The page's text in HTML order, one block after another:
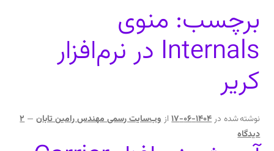
پکیج جامع مهندس حرفه‌ای تاسیسات – اقساطی
دوره خصوصی و مشاوره فنی با مهندس رامین تابان
کتاب‌های فنی مهندس رامین تابان
کتاب‌های فنی توصیه شده مهندس رامین تابان
برچسب: منوی
Internals در نرم‌افزار
کریر
نوشته شده در1404-06-17 ازوب‌سایت رسمی مهندس رامین تابان —
2
دیدگاه